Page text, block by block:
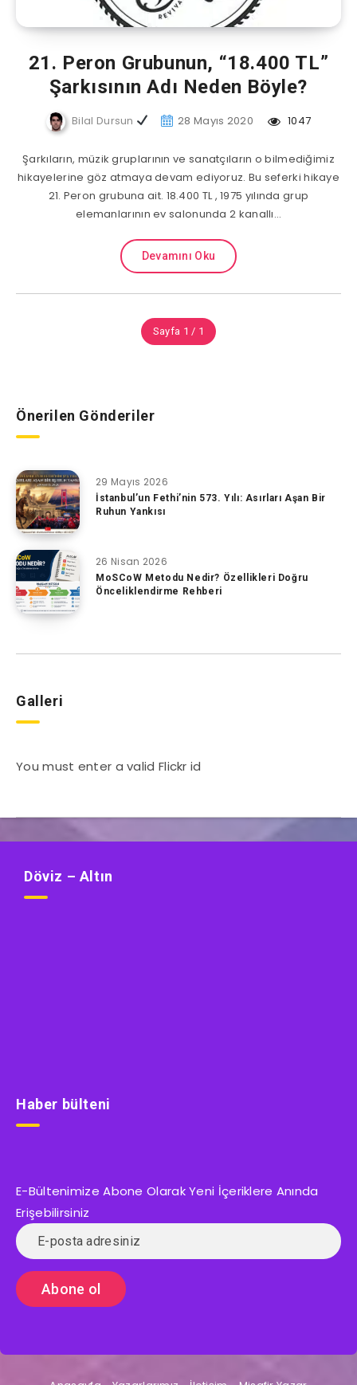
21. Peron Grubunun, “18.400 TL”
Şarkısının Adı Neden Böyle?
Bilal Dursun 28 Mayıs 2020 1047
Şarkıların, müzik gruplarının ve sanatçıların o bilmediğimiz
hikayelerine göz atmaya devam ediyoruz. Bu seferki hikaye
21. Peron grubuna ait. 18.400 TL , 1975 yılında grup
elemanlarının ev salonunda 2 kanallı…
Devamını Oku
Sayfa 1 / 1
Önerilen Gönderiler
29 Mayıs 2026
İstanbul’un Fethi’nin 573. Yılı: Asırları Aşan Bir
Ruhun Yankısı
26 Nisan 2026
MoSCoW Metodu Nedir? Özellikleri Doğru
Önceliklendirme Rehberi
Galleri
You must enter a valid Flickr id
Döviz – Altın
Haber bülteni
E-Bültenimize Abone Olarak Yeni İçeriklere Anında
Erişebilirsiniz